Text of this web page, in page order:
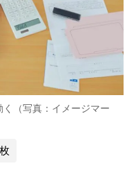
（写真：イメージマー